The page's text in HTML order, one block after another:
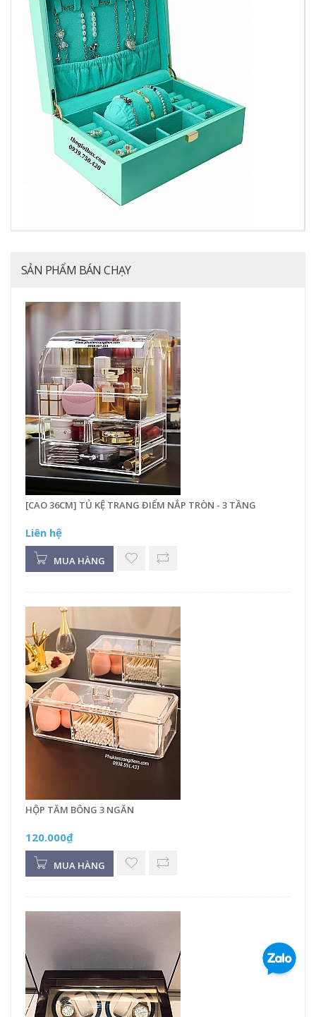
SẢN PHẨM BÁN CHẠY
[CAO 36CM] TỦ KỆ TRANG ĐIỂM NẮP TRÒN - 3 TẦNG
Liên hệ
MUA HÀNG
HỘP TĂM BÔNG 3 NGĂN
120.000₫
MUA HÀNG